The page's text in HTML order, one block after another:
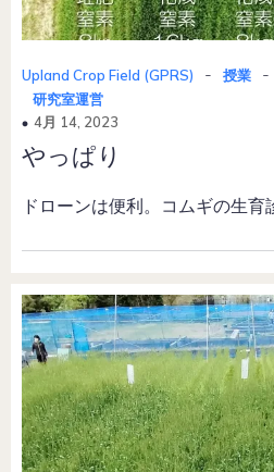
Upland Crop Field (GPRS) - 授業 -
研究室運営
4月 14, 2023
やっぱり
ドローンは便利。コムギの生育